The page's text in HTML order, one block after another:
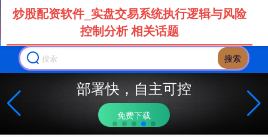
搜索
部署快，自主可控
免费下载
炒股配资软件_实盘交易系统执行逻辑与风险
控制分析 相关话题